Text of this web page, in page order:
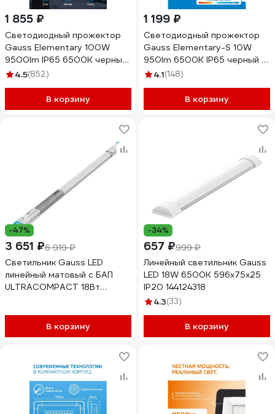
1 855 ₽
Светодиодный прожектор
Gauss Elementary 100W
9500lm IP65 6500К черный
613100100
4.5(852)
В корзину
1 199 ₽
Светодиодный прожектор
Gauss Elementary-S 10W
950lm 6500К IP65 черный с
датчиком движения
4.1(148)
В корзину
-47%
3 651 ₽6 919 ₽
Светильник Gauss LED
линейный матовый с БАП
ULTRACOMPACT 18Вт
В корзину
-34%
657 ₽999 ₽
Линейный светильник Gauss
LED 18W 6500K 596х75х25
IP20 144124318
4.3(33)
В корзину